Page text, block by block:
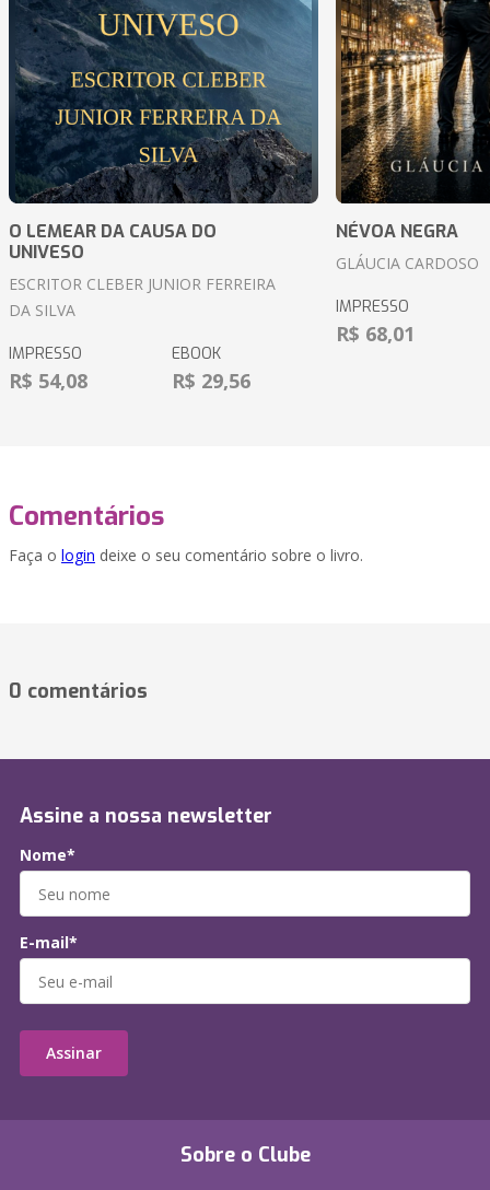
O LEMEAR DA CAUSA DO
UNIVESO
ESCRITOR CLEBER JUNIOR FERREIRA
DA SILVA
IMPRESSO
R$ 54,08
EBOOK
R$ 29,56
NÉVOA NEGRA
GLÁUCIA CARDOSO
IMPRESSO
R$ 68,01
Comentários
Faça o login deixe o seu comentário sobre o livro.
0 comentários
Sobre o Clube
Assine a nossa newsletter
Nome*
E-mail*
Assinar